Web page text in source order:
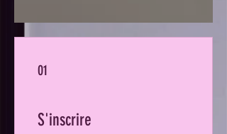
01
S'inscrire